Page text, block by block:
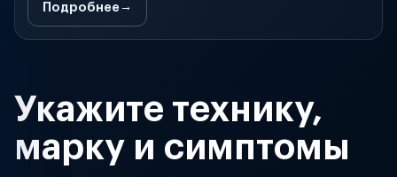
Подробнее
Укажите технику,
марку и симптомы